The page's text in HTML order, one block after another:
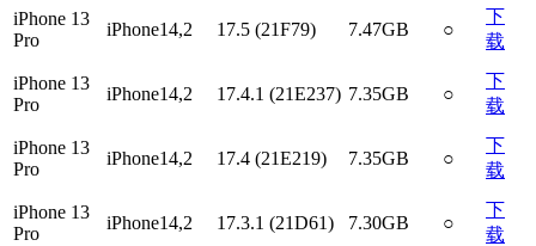
iPhone 13
Pro
iPhone14,2 17.5 (21F79) 7.47GB ○
下
载
iPhone 13
Pro
iPhone14,2 17.4.1 (21E237) 7.35GB ○
下
载
iPhone 13
Pro
iPhone14,2 17.4 (21E219) 7.35GB ○
下
载
iPhone 13
Pro
iPhone14,2 17.3.1 (21D61) 7.30GB ○
下
载